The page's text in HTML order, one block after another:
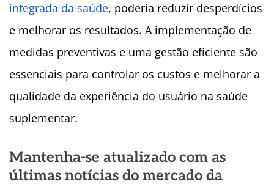
integrada da saúde, poderia reduzir desperdícios
e melhorar os resultados. A implementação de
medidas preventivas e uma gestão eficiente são
essenciais para controlar os custos e melhorar a
qualidade da experiência do usuário na saúde
suplementar.
Mantenha-se atualizado com as
últimas notícias do mercado da